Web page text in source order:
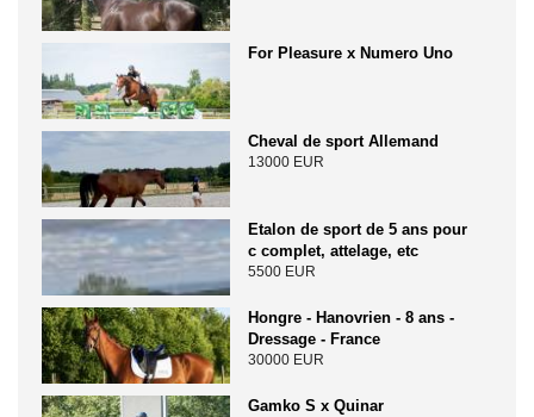
For Pleasure x Numero Uno
Cheval de sport Allemand
13000 EUR
Etalon de sport de 5 ans pour
c complet, attelage, etc
5500 EUR
Hongre - Hanovrien - 8 ans -
Dressage - France
30000 EUR
Gamko S x Quinar